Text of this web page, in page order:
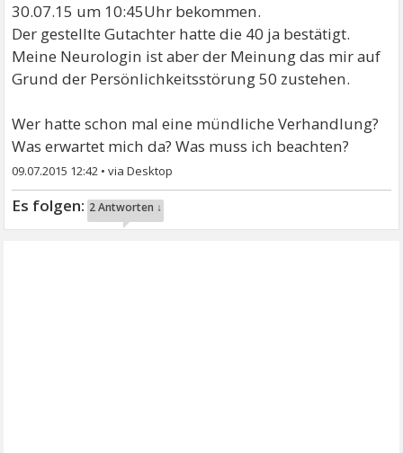
30.07.15 um 10:45Uhr bekommen.
Der gestellte Gutachter hatte die 40 ja bestätigt.
Meine Neurologin ist aber der Meinung das mir auf
Grund der Persönlichkeitsstörung 50 zustehen.
Wer hatte schon mal eine mündliche Verhandlung?
Was erwartet mich da? Was muss ich beachten?
09.07.2015 12:42 •
2 Antworten ↓